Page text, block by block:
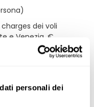
personali dei
dei voli
e Venezia, €
da Roma
per persona